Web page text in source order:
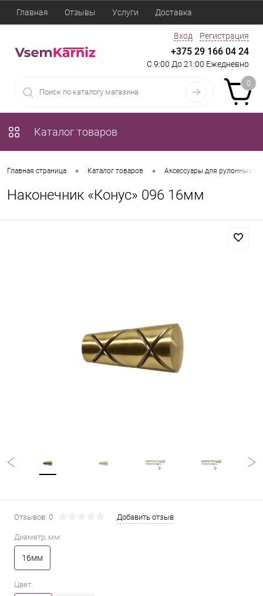
Главная Отзывы Услуги Доставка
Вход Регистрация
+375 29 166 04 24
С 9:00 До 21:00 Ежедневно
0
Каталог товаров
Главная страница • Каталог товаров • Аксессуары для рулонных
Наконечник «Конус» 096 16мм
Отзывов: 0 Добавить отзыв
Диаметр, мм:
16мм
Цвет: